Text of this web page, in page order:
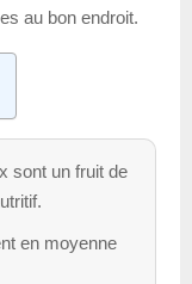
au bon endroit.
sont un fruit de
en moyenne